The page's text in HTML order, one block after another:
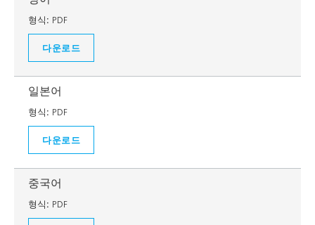
형식: PDF
다운로드
일본어
형식: PDF
다운로드
중국어
형식: PDF